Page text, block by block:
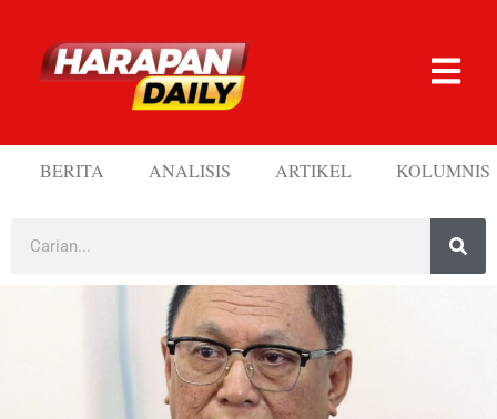
BERITA ANALISIS ARTIKEL KOLUMNIS